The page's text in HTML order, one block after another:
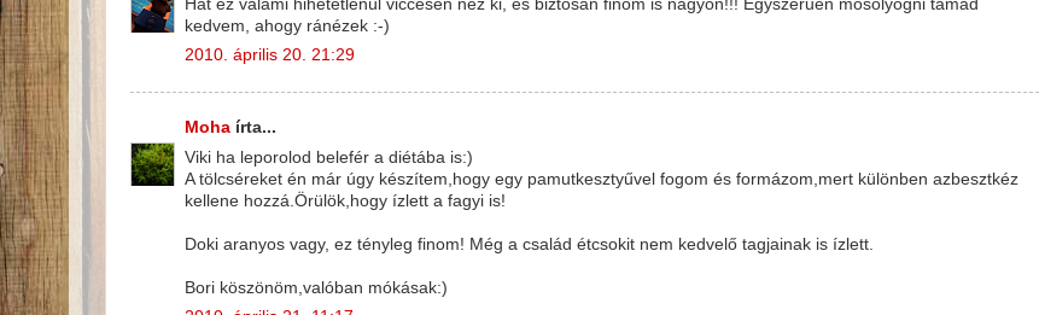
Hát ez valami hihetetlenül viccesen néz ki, és biztosan finom is nagyon!!! Egyszerűen mosolyogni támad
kedvem, ahogy ránézek :-)
2010. április 20. 21:29
Moha írta...
Viki ha leporolod belefér a diétába is:)
A tölcséreket én már úgy készítem,hogy egy pamutkesztyűvel fogom és formázom,mert különben azbesztkéz
kellene hozzá.Örülök,hogy ízlett a fagyi is!
Doki aranyos vagy, ez tényleg finom! Még a család étcsokit nem kedvelő tagjainak is ízlett.
Bori köszönöm,valóban mókásak:)